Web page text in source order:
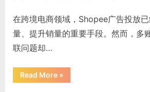
浏
览
器
实
在跨境电商领域，Shopee广告投放
量、提升销量的重要手段。然而，多
联问题却…
Read More“Shopee
广
»